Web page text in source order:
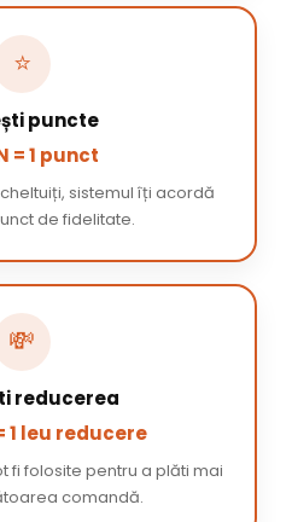
⭐
puncte
= 1 punct
cheltuiți, sistemul îți acordă
de fidelitate.
💸
reducerea
1 leu reducere
fi folosite pentru a plăti mai
comandă.